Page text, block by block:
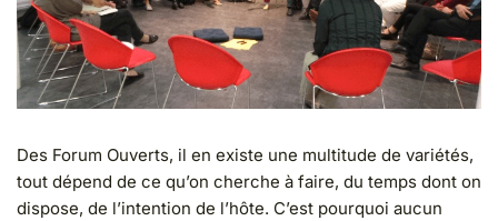
Des Forum Ouverts, il en existe une multitude de variétés,
tout dépend de ce qu’on cherche à faire, du temps dont on
dispose, de l’intention de l’hôte. C’est pourquoi aucun